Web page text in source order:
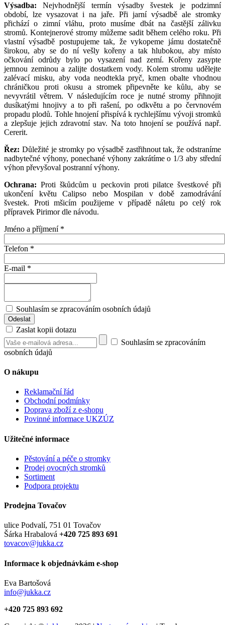
Výsadba:Nejvhodnější termín výsadby švestek je podzimní
období, lze vysazovat i na jaře. Při jarní výsadbě ale stromky
přichází o zimní vláhu, proto musíme dbát na častější zálivku
stromů. Kontejnerové stromy můžeme sadit během celého roku. Při
vlastní výsadbě postupujeme tak, že vykopeme jámu dostatečně
širokou, aby se do ní vešly kořeny a tak hlubokou, aby místo
očkování odrůdy bylo po vysazení nad zemí. Kořeny zasypte
jemnou zeminou a zalijte dostatkem vody. Kolem stromu udělejte
zalévací misku, aby voda neodtekla pryč, kmen obalte vhodnou
chráničkou proti okusu a stromek připevněte ke kůlu, aby se
nevyvrátil větrem. V následujícím roce je nutné stromy přihnojit
dusíkatými hnojivy a to při rašení, po odkvětu a po červnovém
propadu plodů. Tohle hnojení přispívá k rychlejšímu vývoji stromků
a zlepšuje jejich zdravotní stav. Na toto hnojení se používá např.
Cererit.
Řez: Důležité je stromky po výsadbě zastřihnout tak, že odstraníme
nadbytečné výhony, ponechané výhony zakrátíme o 1/3 aby střední
výhon převyšoval postranní výhony.
Ochrana:Proti škůdcům u peckovin proti pilatce švestkové při
ukončení květu Calipso nebo Mospilan v době zamodrávání
švestek. Proti mšicím použijeme v případě náletu po celý rok
přípravek Pirimor dle návodu.
Jméno a příjmení *
Telefon *
E-mail *
Souhlasím se zpracováním osobních údajů
Zaslat kopii dotazu
Souhlasím se zpracováním
osobních údajů
O nákupu
Reklamační řád
Obchodní podmínky
Doprava zboží z e-shopu
Povinné informace UKZÚZ
Užitečné informace
Pěstování a péče o stromky
Prodej ovocných stromků
Sortiment
Podpora projektu
Prodejna Tovačov
ulice Podvalí, 751 01 Tovačov
Šárka Hrabalová +420 725 893 691
tovacov@jukka.cz
Informace k objednávkám e-shop
Eva Bartošová
info@jukka.cz
+420 725 893 692